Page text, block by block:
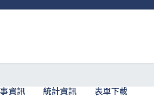
資訊 統計資訊 表單下載